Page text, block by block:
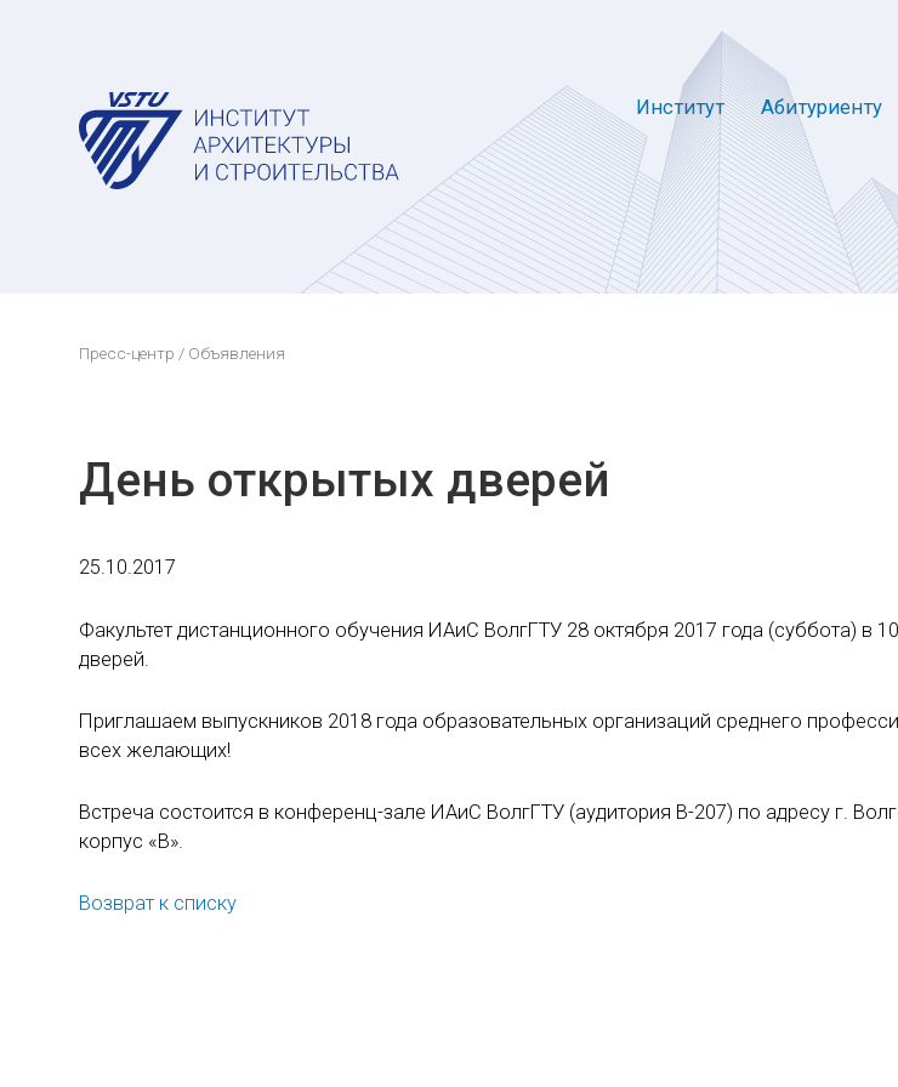
Институт Абитуриенту
Пресс-центр / Объявления
День открытых дверей
25.10.2017
Факультет дистанционного обучения ИАиС ВолгГТУ 28 октября 2017 года (суббота) в
дверей.
Приглашаем выпускников 2018 года образовательных организаций среднего
всех желающих!
Встреча состоится в конференц-зале ИАиС ВолгГТУ (аудитория В-207) по адресу г.
корпус «В».
Возврат к списку